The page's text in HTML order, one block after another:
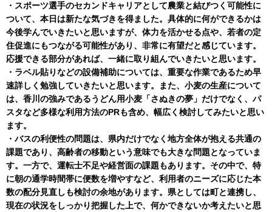
・スポーツ選手のセカンドキャリアとして農業と結びつく可能性に
ついて、本日は新たな気づきを得ました。具体的に何ができるかは
今後学んでいきたいと思いますが、体力を活かせる点や、若者の定
住促進にもつながる可能性があり、非常に有望だと感じています。
応援できる部分があれば、一緒に取り組んでいきたいと思います。
・ラベル貼りなどの設備補助については、重要な作業であるため早
速詳しく勉強していきたいと思います。また、小麦の生産について
は、香川の強みであるうどん用小麦「さぬきの夢」だけでなく、パ
スタなど多様な利用方法のPRも含め、幅広く検討してみたいと思い
ます。
・バスの利便性の問題は、県内だけでなく地方全体が抱える共通の
課題であり、高齢者の移動という意味でも大きな問題となっていま
す。一方で、運転士不足や経営面の課題もあります。その中で、特
に朝の通学時間帯に便数を増やすなど、利用者のニーズに応じた本
数の配分見直しも検討の余地があります。県としては町と連携し、
現在の状況をしっかり把握した上で、何かできないか考えたいと思